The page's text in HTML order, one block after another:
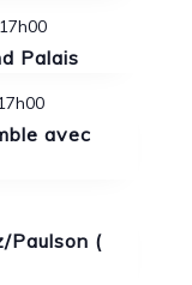
Palais
avec
Paulson (